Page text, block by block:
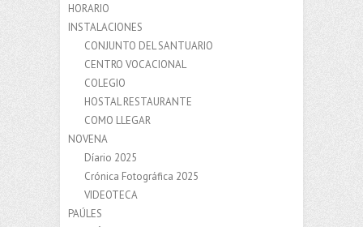
HORARIO
INSTALACIONES
CONJUNTO DEL SANTUARIO
CENTRO VOCACIONAL
COLEGIO
HOSTAL RESTAURANTE
COMO LLEGAR
NOVENA
Díario 2025
Crónica Fotográfica 2025
VIDEOTECA
PAÚLES